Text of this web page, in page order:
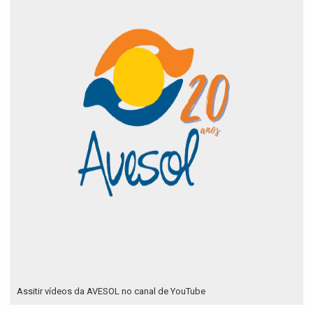
Assitir vídeos da AVESOL no canal de YouTube